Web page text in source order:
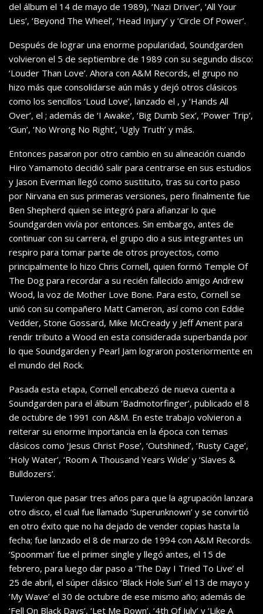
del álbum el 14 de mayo de 1989), ‘Nazi Driver’, ‘All Your
Lies’, ‘Beyond The Wheel’, ‘Head Injury’ y ‘Circle Of Power’.
Después de lograr una enorme popularidad, Soundgarden
volvieron el 5 de septiembre de 1989 con su segundo disco:
‘Louder Than Love’. Ahora con A&M Records, el grupo no
hizo más que consolidarse aún más y dejó otros clásicos
como los sencillos ‘Loud Love’, lanzado el , y ‘Hands All
Over’, el ; además de ‘I Awake’, ‘Big Dumb Sex’, ‘Power Trip’,
‘Gun’, ‘No Wrong No Right’, ‘Ugly Truth’ y más.
Entonces pasaron por otro cambio en su alineación cuando
Hiro Yamamoto decidió salir para centrarse en sus estudios
y Jason Everman llegó como sustituto, tras su corto paso
por Nirvana en sus primeras versiones, pero finalmente fue
Ben Shepherd quien se integró para afianzar lo que
Soundgarden vivía por entonces. Sin embargo, antes de
continuar con su carrera, el grupo dio a sus integrantes un
respiro para tomar parte de otros proyectos, como
principalmente lo hizo Chris Cornell, quien formó Temple Of
The Dog para recordar a su recién fallecido amigo Andrew
Wood, la voz de Mother Love Bone. Para esto, Cornell se
unió con su compañero Matt Cameron, así como con Eddie
Vedder, Stone Gossard, Mike McCready y Jeff Ament para
rendir tributo a Wood en esta considerada superbanda por
lo que Soundgarden y Pearl Jam lograron posteriormente en
el mundo del Rock.
Pasada esta etapa, Cornell encabezó de nueva cuenta a
Soundgarden para el álbum ‘Badmotorfinger’, publicado el 8
de octubre de 1991 con A&M. En este trabajo volvieron a
reiterar su enorme importancia en la época con temas
clásicos como ‘Jesus Christ Pose’, ‘Outshined’, ‘Rusty Cage’,
‘Holy Water’, ‘Room A Thousand Years Wide’ y ‘Slaves &
Bulldozers’.
Tuvieron que pasar tres años para que la agrupación lanzara
otro disco, el cual fue llamado ‘Superunknown’ y se convirtió
en otro éxito que no ha dejado de vender copias hasta la
fecha; fue lanzado el 8 de marzo de 1994 con A&M Records.
‘Spoonman’ fue el primer single y llegó antes, el 15 de
febrero, para luego dar paso a ‘The Day I Tried To Live’ el
25 de abril, el súper clásico ‘Black Hole Sun’ el 13 de mayo y
‘My Wave’ el 30 de octubre de ese mismo año; además de
‘Fell On Black Days’, ‘Let Me Down’, ‘4th Of July’ y ‘Like A